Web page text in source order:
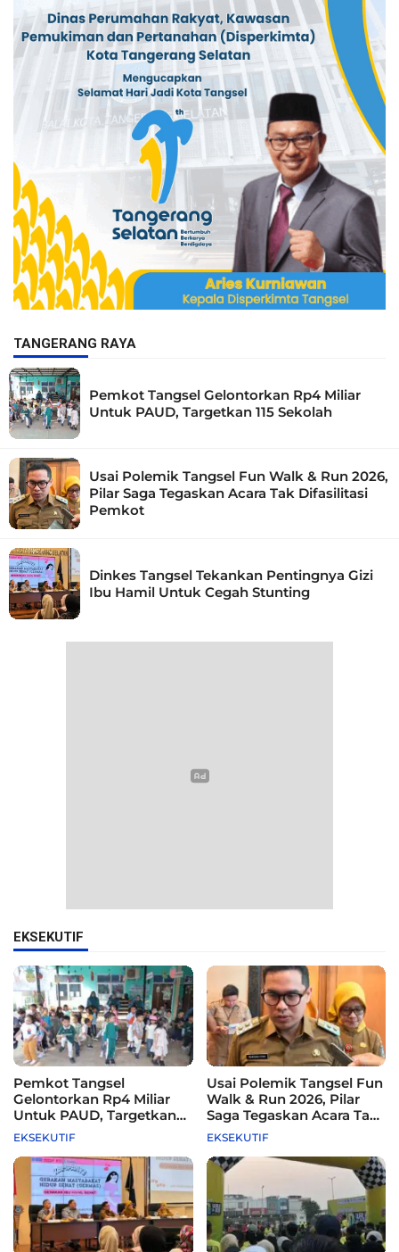
TANGERANG RAYA
Pemkot Tangsel Gelontorkan Rp4 Miliar
Untuk PAUD, Targetkan 115 Sekolah
Usai Polemik Tangsel Fun Walk & Run 2026,
Pilar Saga Tegaskan Acara Tak Difasilitasi
Pemkot
Dinkes Tangsel Tekankan Pentingnya Gizi
Ibu Hamil Untuk Cegah Stunting
EKSEKUTIF
Pemkot Tangsel
Gelontorkan Rp4 Miliar
Untuk PAUD, Targetkan
115 Sekolah
EKSEKUTIF
Usai Polemik Tangsel Fun
Walk & Run 2026, Pilar
Saga Tegaskan Acara Tak
Difasilitasi Pemkot
EKSEKUTIF